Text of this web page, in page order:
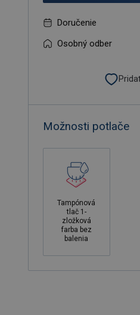
Doručenie
Osobný odber
Možnosti potlače
Tampónová
tlač 1-
zložková
farba bez
balenia